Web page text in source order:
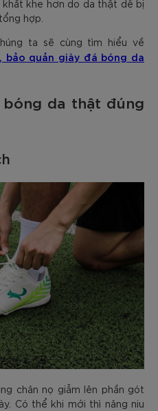
khắt khe hơn do da thật dễ bị
hợp.
ta sẽ cùng tìm hiểu về
bảo quản giày đá bóng da
da thật đúng
chân nọ giẫm lên phần gót
Có thể khi mới thì nâng niu